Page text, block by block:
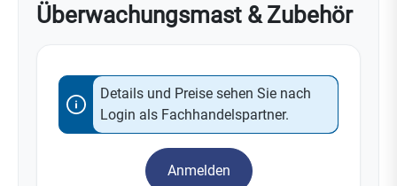
Überwachungsmast & Zubehör
Details und Preise sehen Sie nach
Login als Fachhandelspartner.
Anmelden